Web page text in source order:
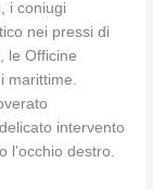
i coniugi
nei pressi di
le Officine
marittime.
intervento
destro.